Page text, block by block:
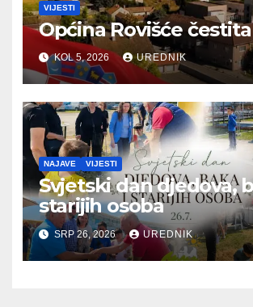
VIJESTI
Općina Rovišće čestita
KOL 5, 2026 UREDNIK
NAJAVE VIJESTI
Svjetski dan djedova,
starijih osoba
SRP 26, 2026 UREDNIK